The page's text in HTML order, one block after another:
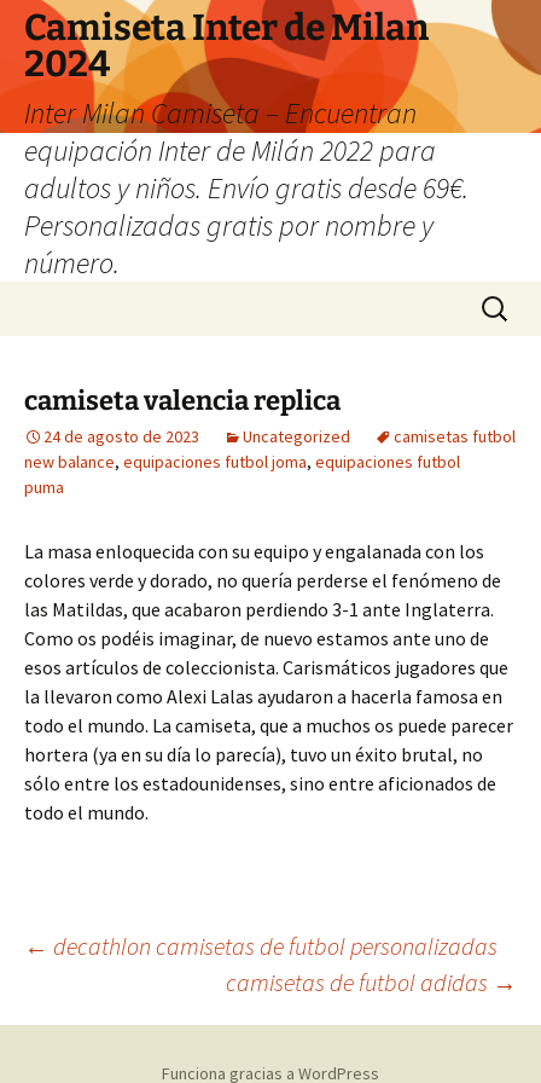
Camiseta Inter de Milan
2024
Inter Milan Camiseta – Encuentran
equipación Inter de Milán 2022 para
adultos y niños. Envío gratis desde 69€.
Personalizadas gratis por nombre y
número.
Buscar:
camiseta valencia replica
24 de agosto de 2023 Uncategorized
camisetas futbol
new balance, equipaciones futbol joma, equipaciones futbol
puma
La masa enloquecida con su equipo y engalanada con los
colores verde y dorado, no quería perderse el fenómeno de
las Matildas, que acabaron perdiendo 3-1 ante Inglaterra.
Como os podéis imaginar, de nuevo estamos ante uno de
esos artículos de coleccionista. Carismáticos jugadores que
la llevaron como Alexi Lalas ayudaron a hacerla famosa en
todo el mundo. La camiseta, que a muchos os puede parecer
hortera (ya en su día lo parecía), tuvo un éxito brutal, no
sólo entre los estadounidenses, sino entre aficionados de
todo el mundo.
Navegación
de
← decathlon camisetas de futbol personalizadas
camisetas de futbol adidas →
Funciona gracias a WordPress